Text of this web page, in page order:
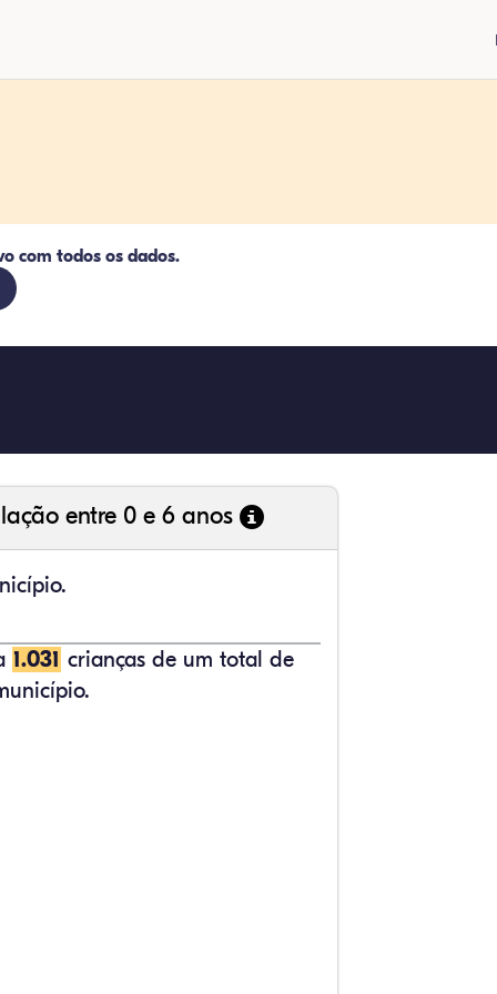
com todos os dados.
entre 0 e 6 anos
1.031 crianças de um total de